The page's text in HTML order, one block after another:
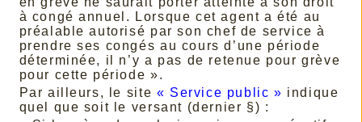
à congé annuel. Lorsque cet agent a été au
préalable autorisé par son chef de service à
prendre ses congés au cours d’une période
déterminée, il n’y a pas de retenue pour grève
pour cette période ».
Par ailleurs, le site « Service public » indique
quel que soit le versant (dernier §) :